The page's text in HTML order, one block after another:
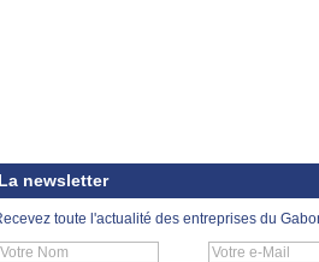
La newsletter
toute l'actualité des entreprises du